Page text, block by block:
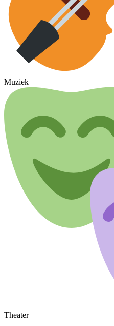
Muziek
Theater